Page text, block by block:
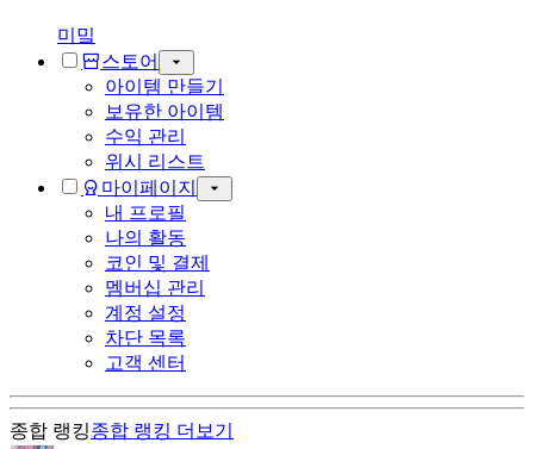
미밐
스토어
아이템 만들기
보유한 아이템
수익 관리
위시 리스트
마이페이지
내 프로필
나의 활동
코인 및 결제
멤버십 관리
계정 설정
차단 목록
고객 센터
종합 랭킹종합 랭킹 더보기